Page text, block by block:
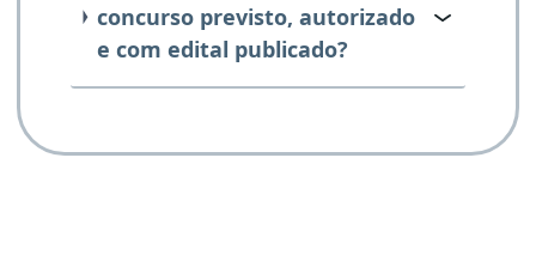
concurso previsto, autorizado
e com edital publicado?